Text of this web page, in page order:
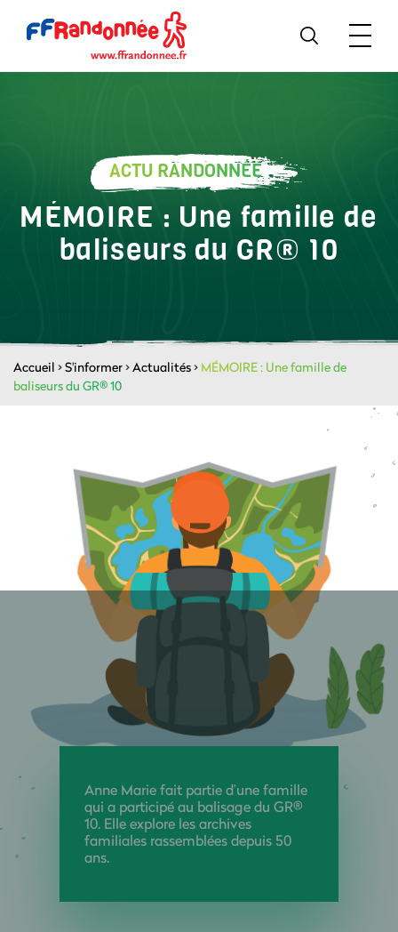
ACTU RANDONNÉE
MÉMOIRE : Une famille de
baliseurs du GR® 10
Accueil >S'informer>Actualités> MÉMOIRE : Une famille de
baliseurs du GR® 10
Anne Marie fait partie d’une famille
qui a participé au balisage du GR®
10. Elle explore les archives
familiales rassemblées depuis 50
ans.